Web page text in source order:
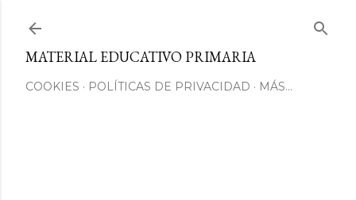
MATERIAL EDUCATIVO PRIMARIA
COOKIES POLÍTICAS DE PRIVACIDAD MÁS…